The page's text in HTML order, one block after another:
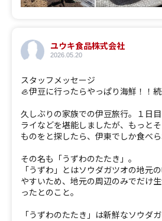
ユウキ食品株式会社
2026.05.20
スタッフメッセージ
🦪伊豆に行ったらやっぱり海鮮！！
久しぶりの家族での伊豆旅行。１日
ライなどを堪能しましたが、もっと
ものをと探したら、伊東でしか食べら
その名も「うずわのたたき」。
「うずわ」とはソウダガツオの地元
やすいため、地元の周辺のみでだけ
ったとのこと。
「うずわのたたき」は新鮮なソウダ